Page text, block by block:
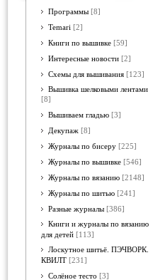
Программы [8]
Temari [2]
Книги по вышивке [59]
Интересные новости [2]
Схемы для вышивания [123]
Вышивка шелковыми лентами
[8]
Вышиваем гладью [3]
Декупаж [8]
Журналы по бисеру [225]
Журналы по вышивке [546]
Журналы по вязанию [2148]
Журналы по шитью [241]
Разные журналы [386]
Книги и журналы по вязанию
для детей [113]
Лоскутное шитьё. ПЭЧВОРК.
КВИЛТ [231]
Солёное тесто [3]